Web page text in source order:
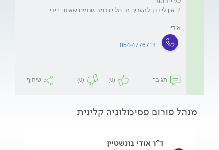
אודי
054-4776718
תגובה (0)
(0) שיתוף
מנהל פורום פסיכולוגיה קלינית
ד"ר אודי בונשטיין